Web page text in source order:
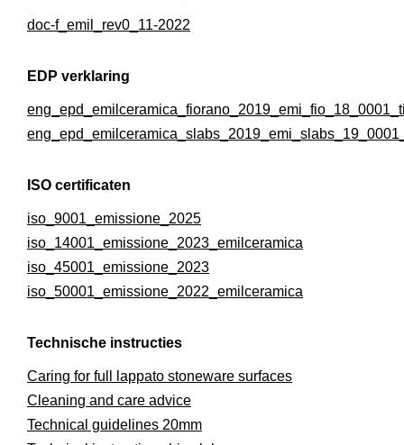
doc-f_emil_rev0_11-2022
EDP verklaring
ISO certificaten
iso_9001_emissione_2025
iso_14001_emissione_2023_emilceramica
iso_45001_emissione_2023
iso_50001_emissione_2022_emilceramica
Technische instructies
Caring for full lappato stoneware surfaces
Cleaning and care advice
Technical guidelines 20mm